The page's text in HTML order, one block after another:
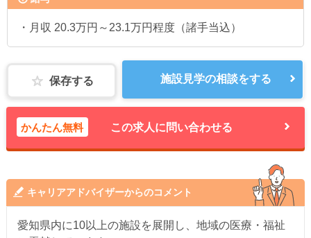
・月収 20.3万円～23.1万円程度（諸手当込）
保存する 施設見学の相談をする
かんたん無料 この求人に問い合わせる
キャリアアドバイザーからのコメント
愛知県内に10以上の施設を展開し、地域の医療・福祉